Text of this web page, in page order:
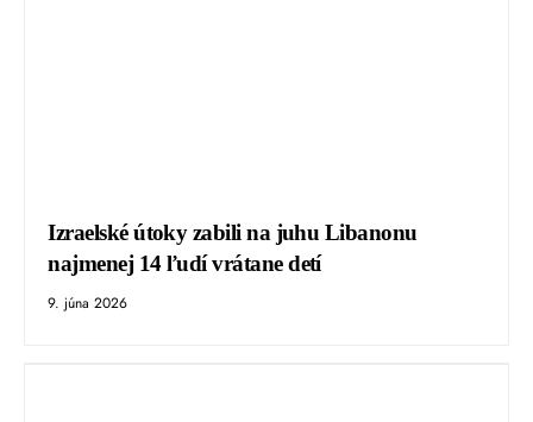
Izraelské útoky zabili na juhu Libanonu
najmenej 14 ľudí vrátane detí
9. júna 2026